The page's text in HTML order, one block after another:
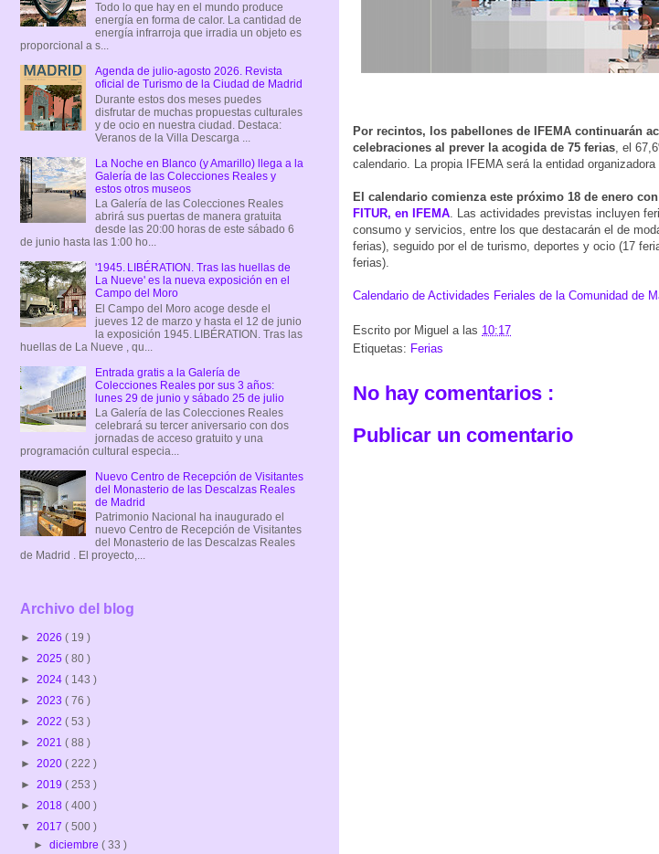
Por recintos, los pabellones de IFEMA continuarán
celebraciones al prever la acogida de 75 ferias , el
calendario. La propia IFEMA será la entidad
El calendario comienza este próximo 18 de enero
FITUR, en IFEMA . Las actividades previstas incluyen
consumo y servicios, entre los que destacarán el de
ferias), seguido por el de turismo, deportes y ocio (17
ferias).
Calendario de Actividades Feriales de la Comunidad de
Escrito por Miguel a las 10:17
Etiquetas: Ferias
No hay comentarios :
Publicar un comentario
Todo lo que hay en el mundo produce
energía en forma de calor. La cantidad de
energía infrarroja que irradia un objeto es
proporcional a s...
Agenda de julio-agosto 2026. Revista
oficial de Turismo de la Ciudad de Madrid
Durante estos dos meses puedes
disfrutar de muchas propuestas culturales
y de ocio en nuestra ciudad. Destaca:
Veranos de la Villa Descarga ...
La Noche en Blanco (y Amarillo) llega a la
Galería de las Colecciones Reales y
estos otros museos
La Galería de las Colecciones Reales
abrirá sus puertas de manera gratuita
desde las 20:00 horas de este sábado 6
de junio hasta las 1:00 ho...
'1945. LIBÉRATION. Tras las huellas de
La Nueve' es la nueva exposición en el
Campo del Moro
El Campo del Moro acoge desde el
jueves 12 de marzo y hasta el 12 de junio
la exposición 1945. LIBÉRATION. Tras las
huellas de La Nueve , qu...
Entrada gratis a la Galería de
Colecciones Reales por sus 3 años:
lunes 29 de junio y sábado 25 de julio
La Galería de las Colecciones Reales
celebrará su tercer aniversario con dos
jornadas de acceso gratuito y una
programación cultural especia...
Nuevo Centro de Recepción de Visitantes
del Monasterio de las Descalzas Reales
de Madrid
Patrimonio Nacional ha inaugurado el
nuevo Centro de Recepción de Visitantes
del Monasterio de las Descalzas Reales
de Madrid . El proyecto,...
Archivo del blog
► 2026 ( 19 )
► 2025 ( 80 )
► 2024 ( 143 )
► 2023 ( 76 )
► 2022 ( 53 )
► 2021 ( 88 )
► 2020 ( 222 )
► 2019 ( 253 )
► 2018 ( 400 )
▼ 2017 ( 500 )
►diciembre( 33 )